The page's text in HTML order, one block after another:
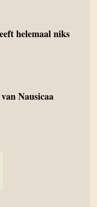
helemaal niks
Nausicaa